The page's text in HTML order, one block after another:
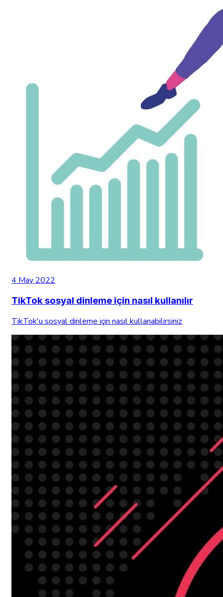
4 May 2022
TikTok sosyal dinleme için nasıl kullanılır
TikTok'u sosyal dinleme için nasıl kullanabilirsiniz